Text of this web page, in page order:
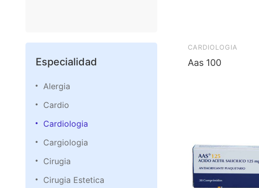
Especialidad
Alergia
Cardio
Cardiologia
Cargiologia
Cirugia
Cirugia Estetica
CARDIOLOGIA
Aas 100